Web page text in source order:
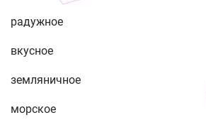
радужное
вкусное
земляничное
морское